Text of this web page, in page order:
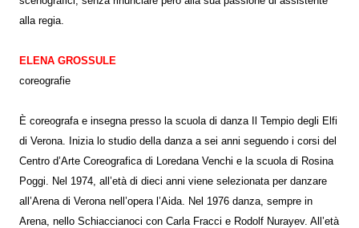
alla regia.
ELENA GROSSULE
coreografie
È coreografa e insegna presso la scuola di danza Il Tempio degli Elfi
di Verona. Inizia lo studio della danza a sei anni seguendo i corsi del
Centro d’Arte Coreografica di Loredana Venchi e la scuola di Rosina
Poggi. Nel 1974, all’età di dieci anni viene selezionata per danzare
all’Arena di Verona nell’opera l’Aida. Nel 1976 danza, sempre in
Arena, nello Schiaccianoci con Carla Fracci e Rodolf Nurayev. All’età